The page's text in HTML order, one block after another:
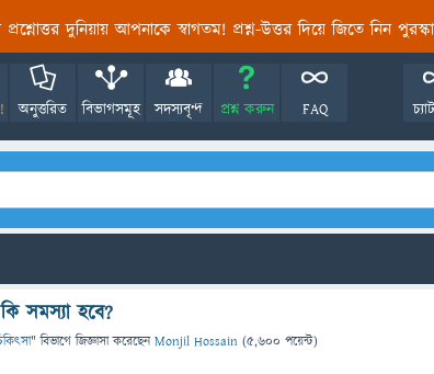
প্রশ্নোত্তর দুনিয়ায় আপনাকে স্বাগতম! প্রশ্ন-উত্তর দিয়ে জিতে নিন
অনুত্তরিত বিভাগসমূহ সদস্যবৃন্দ প্রশ্ন করুন FAQ
সমস্যা হবে?
" বিভাগে জিজ্ঞাসাকরেছেনMonjil Hossain (5,600 পয়েন্ট)